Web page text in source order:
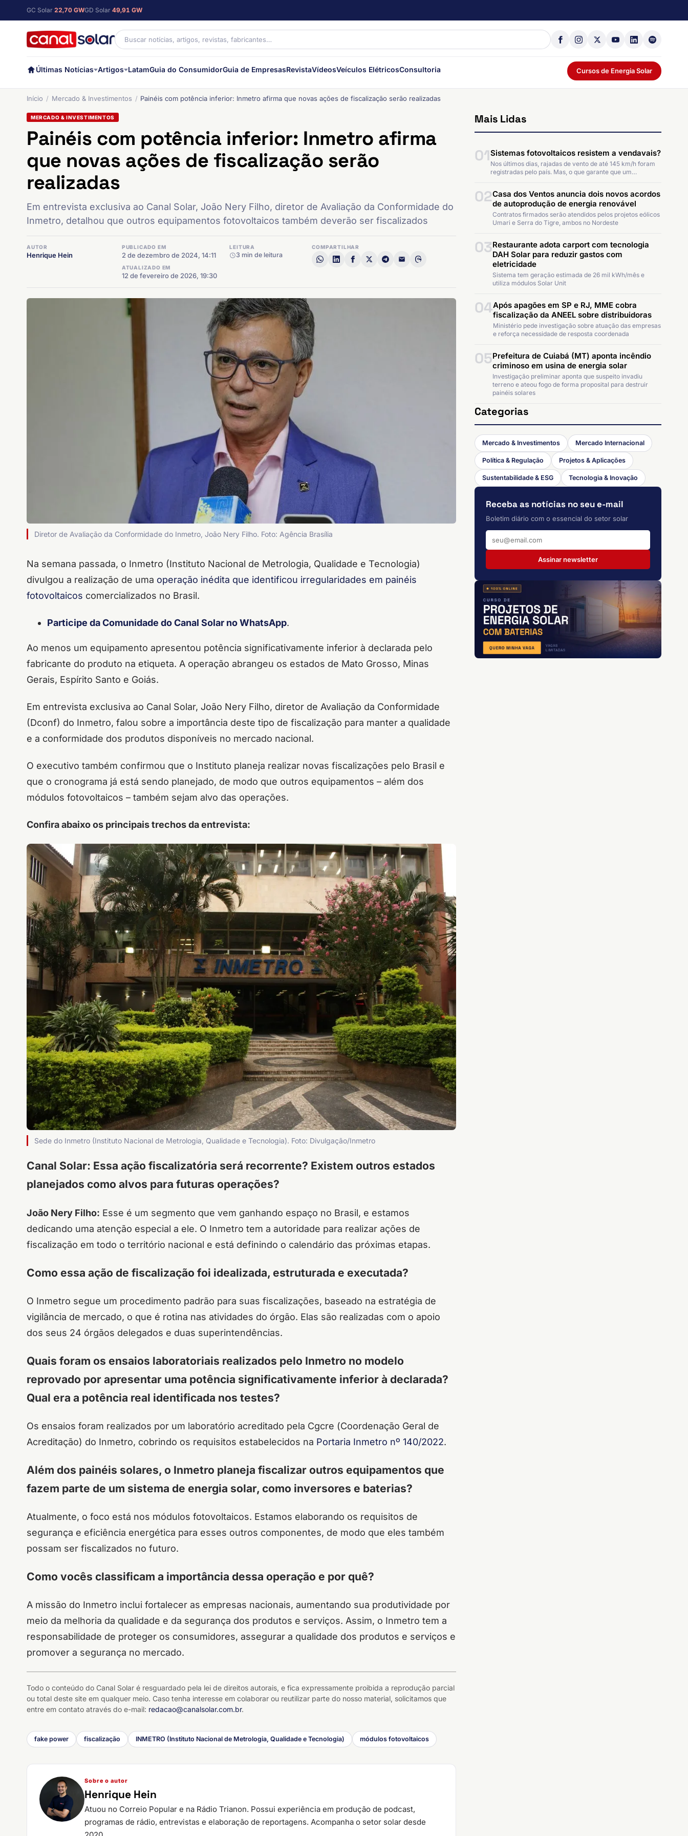
GC Solar 22,70 GWGD Solar 49,91 GW
Últimas Notícias Artigos LatamGuia do ConsumidorGuia de EmpresasRevistaVídeosVeículos ElétricosConsultoria Cursos de Energia Solar
Início Mercado & Investimentos Painéis com potência inferior: Inmetro afirma que novas ações de fiscalização serão realizadas
MERCADO & INVESTIMENTOS
Painéis com potência inferior: Inmetro afirma
que novas ações de fiscalização serão
realizadas
Em entrevista exclusiva ao Canal Solar, João Nery Filho, diretor de Avaliação da Conformidade do
Inmetro, detalhou que outros equipamentos fotovoltaicos também deverão ser fiscalizados
AUTOR
Henrique Hein
PUBLICADO EM
2 de dezembro de 2024, 14:11
ATUALIZADO EM
12 de fevereiro de 2026, 19:30
LEITURA
3 min de leitura
COMPARTILHAR
Diretor de Avaliação da Conformidade do Inmetro, João Nery Filho. Foto: Agência Brasília
Na semana passada, o Inmetro (Instituto Nacional de Metrologia, Qualidade e Tecnologia)
divulgou a realização de uma operação inédita que identificou irregularidades em painéis
fotovoltaicos comercializados no Brasil.
Participe da Comunidade do Canal Solar no WhatsApp.
Ao menos um equipamento apresentou potência significativamente inferior à declarada pelo
fabricante do produto na etiqueta. A operação abrangeu os estados de Mato Grosso, Minas
Gerais, Espírito Santo e Goiás.
Em entrevista exclusiva ao Canal Solar, João Nery Filho, diretor de Avaliação da Conformidade
(Dconf) do Inmetro, falou sobre a importância deste tipo de fiscalização para manter a qualidade
e a conformidade dos produtos disponíveis no mercado nacional.
O executivo também confirmou que o Instituto planeja realizar novas fiscalizações pelo Brasil e
que o cronograma já está sendo planejado, de modo que outros equipamentos – além dos
módulos fotovoltaicos – também sejam alvo das operações.
Confira abaixo os principais trechos da entrevista:
Sede do Inmetro (Instituto Nacional de Metrologia, Qualidade e Tecnologia). Foto: Divulgação/Inmetro
Canal Solar: Essa ação fiscalizatória será recorrente? Existem outros estados
planejados como alvos para futuras operações?
João Nery Filho: Esse é um segmento que vem ganhando espaço no Brasil, e estamos
dedicando uma atenção especial a ele. O Inmetro tem a autoridade para realizar ações de
fiscalização em todo o território nacional e está definindo o calendário das próximas etapas.
Como essa ação de fiscalização foi idealizada, estruturada e executada?
O Inmetro segue um procedimento padrão para suas fiscalizações, baseado na estratégia de
vigilância de mercado, o que é rotina nas atividades do órgão. Elas são realizadas com o apoio
dos seus 24 órgãos delegados e duas superintendências.
Quais foram os ensaios laboratoriais realizados pelo Inmetro no modelo
reprovado por apresentar uma potência significativamente inferior à declarada?
Qual era a potência real identificada nos testes?
Os ensaios foram realizados por um laboratório acreditado pela Cgcre (Coordenação Geral de
Acreditação) do Inmetro, cobrindo os requisitos estabelecidos na Portaria Inmetro nº 140/2022.
Além dos painéis solares, o Inmetro planeja fiscalizar outros equipamentos que
fazem parte de um sistema de energia solar, como inversores e baterias?
Atualmente, o foco está nos módulos fotovoltaicos. Estamos elaborando os requisitos de
segurança e eficiência energética para esses outros componentes, de modo que eles também
possam ser fiscalizados no futuro.
Como vocês classificam a importância dessa operação e por quê?
A missão do Inmetro inclui fortalecer as empresas nacionais, aumentando sua produtividade por
meio da melhoria da qualidade e da segurança dos produtos e serviços. Assim, o Inmetro tem a
responsabilidade de proteger os consumidores, assegurar a qualidade dos produtos e serviços e
promover a segurança no mercado.
Todo o conteúdo do Canal Solar é resguardado pela lei de direitos autorais, e fica expressamente proibida a reprodução parcial
ou total deste site em qualquer meio. Caso tenha interesse em colaborar ou reutilizar parte do nosso material, solicitamos que
entre em contato através do e-mail: redacao@canalsolar.com.br.
fake power fiscalização INMETRO (Instituto Nacional de Metrologia, Qualidade e Tecnologia) módulos fotovoltaicos
Sobre o autor
Henrique Hein
Atuou no Correio Popular e na Rádio Trianon. Possui experiência em produção de podcast,
programas de rádio, entrevistas e elaboração de reportagens. Acompanha o setor solar desde
Mais Lidas
01Sistemas fotovoltaicos resistem a vendavais?
Nos últimos dias, rajadas de vento de até 145 km/h foram
registradas pelo país. Mas, o que garante que um…
02Casa dos Ventos anuncia dois novos acordos
de autoprodução de energia renovável
Contratos firmados serão atendidos pelos projetos eólicos
Umari e Serra do Tigre, ambos no Nordeste
03Restaurante adota carport com tecnologia
DAH Solar para reduzir gastos com
eletricidade
Sistema tem geração estimada de 26 mil kWh/mês e
utiliza módulos Solar Unit
04Após apagões em SP e RJ, MME cobra
fiscalização da ANEEL sobre distribuidoras
Ministério pede investigação sobre atuação das empresas
e reforça necessidade de resposta coordenada
05Prefeitura de Cuiabá (MT) aponta incêndio
criminoso em usina de energia solar
Investigação preliminar aponta que suspeito invadiu
terreno e ateou fogo de forma proposital para destruir
painéis solares
Categorias
Mercado & Investimentos Mercado Internacional
Política & Regulação Projetos & Aplicações
Sustentabilidade & ESG Tecnologia & Inovação
Receba as notícias no seu e-mail
Boletim diário com o essencial do setor solar
Assinar newsletter